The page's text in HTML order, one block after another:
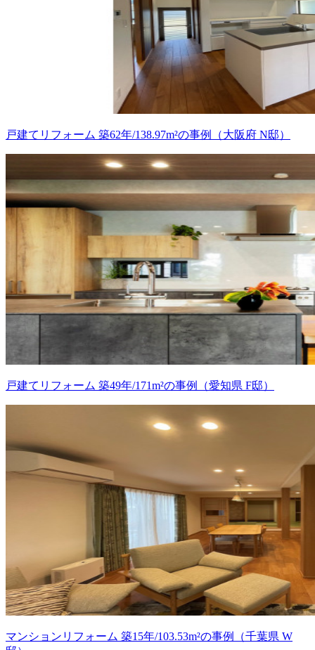
戸建てリフォーム 築62年/138.97m²の事例（大阪府 N邸）
戸建てリフォーム 築49年/171m²の事例（愛知県 F邸）
マンションリフォーム 築15年/103.53m²の事例（千葉県 W